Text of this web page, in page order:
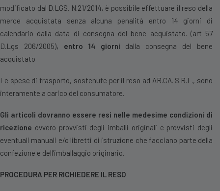
modificato dal D.LGS. N.21/2014, è possibile effettuare il reso della
merce acquistata senza alcuna penalità entro 14 giorni di
calendario dalla data di consegna del bene acquistato. (art 57
D.Lgs 206/2005), entro 14 giorni dalla consegna del bene
acquistato
Le spese di trasporto, sostenute per il reso ad AR.CA. S.R.L., sono
interamente a carico del consumatore.
Gli articoli dovranno essere resi nelle medesime condizioni di
ricezione ovvero provvisti degli imballi originali e provvisti degli
eventuali manuali e/o libretti di istruzione che facciano parte della
confezione e dell’imballaggio originario.
PROCEDURA PER RICHIEDERE IL RESO